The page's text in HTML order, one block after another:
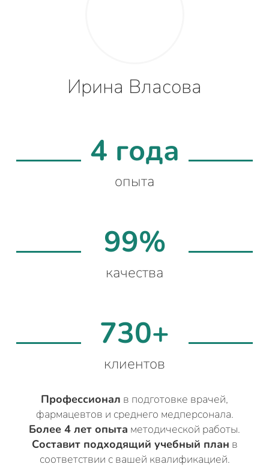
Ирина Власова
4 года
опыта
99%
качества
730+
клиентов
Профессионал в подготовке врачей,
фармацевтов и среднего медперсонала.
Более 4 лет опыта методической работы.
Составит подходящий учебный план в
соответствии с вашей квалификацией.